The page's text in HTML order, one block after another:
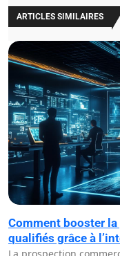
ARTICLES SIMILAIRES
Comment booster
qualifiés grâce à